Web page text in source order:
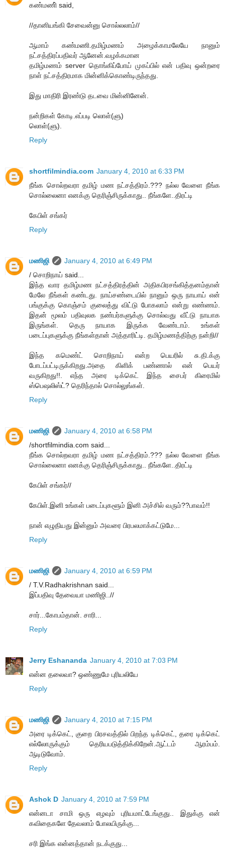
கண்மணி் said,
//தானியங்கி சேவைன்னு சொல்லலாம்//
ஆமாம் கண்மணி.தமிழ்மணம் அழைக்காமலேயே நானும்
நட்சத்திரப்பதிவர் ஆனேன்.வழக்கமான
தமிழ்மணம் server தொங்கிப்போய் முகப்பில் என் பதிவு ஒன்றரை
நாள் நட்சத்திரமாக மின்னிக்கொண்டிருந்தது.
இது மாதிரி இரண்டு தடவை மின்னினேன்.
நன்றிகள் கோடி.எப்படி லொள்(ளு)
லொள்(ளு).
Reply
shortfilmindia.com January 4, 2010 at 6:33 PM
நீங்க சொல்றவரா தமிழ் மண நட்சத்திரம்.??? நல்ல வேளை நீங்க
சொல்லைனா எனக்கு தெரிஞ்சிருக்காது.. நீங்களே..திரட்டி
கேபிள் சங்கர்
Reply
மணிஜி
January 4, 2010 at 6:49 PM
/ சொறிநாய் said...
இந்த வார தமிழ்மண நட்சத்திரத்தின் அதிகபிரசங்கித்தனம்தான்
மேலே நீங்கள் கண்டது. நாய்சண்டையில் நானும் ஒரு நாயாய் என்
பங்குக்கு கொஞ்சம் குலைத்து விட்டு போகலாம் என்று எண்ணம்.
இதன் மூலம் பதிவுலக நண்பர்களுக்கு சொல்வது வீட்டு நாயாக
இருங்கள். தெரு நாயாக இருக்க வேண்டாம். உங்கள்
படைப்புகளுக்கு நீங்கள்தான் அத்தாரிட்டி. தமிழ்மணத்திற்கு நன்றி//
இந்த கமெண்ட் சொறிநாய் என்ற பெயரில் சு.தி.க்கு
போடப்பட்டிருக்கிறது.அதை கிளிக் பண்ணால் என் பெயர்
வருகிறது!!. எந்த அரை டிக்கெட் இந்த சைபர் கிரைமில்
ஸ்பெஷலிஸ்ட்? தெரிந்தால் சொல்லுங்கள்.
Reply
மணிஜி
January 4, 2010 at 6:58 PM
/shortfilmindia.com said...
நீங்க சொல்றவரா தமிழ் மண நட்சத்திரம்.??? நல்ல வேளை நீங்க
சொல்லைனா எனக்கு தெரிஞ்சிருக்காது.. நீங்களே..திரட்டி
கேபிள் சங்கர்//
கேபிள்.இனி உங்கள் படைப்புகளூம் இனி அச்சில் வரும்??பாவம்!!
நான் எழுதியது இன்னும் அவரை பிரபலமாக்கட்டுமே...
Reply
மணிஜி
January 4, 2010 at 6:59 PM
/ T.V.Radhakrishnan said...
இப்பதிவு தேவையா மணிஜி..//
சார்...கோபம்தான். சாரி...
Reply
Jerry Eshananda January 4, 2010 at 7:03 PM
என்ன தலைவா? ஒண்ணுமே புரியலியே
Reply
மணிஜி
January 4, 2010 at 7:15 PM
அரை டிக்கெட், குறை பிரசவத்தில் பிறந்த டிக்கெட், தரை டிக்கெட்
எல்லோருக்கும் தெரியபடுத்திக்கிறேன்.ஆட்டம் ஆரம்பம்.
ஆடிடுவோம்.
Reply
Ashok D January 4, 2010 at 7:59 PM
என்னடா சாமி ஒரு எழவும் புரியமாட்டேங்குது.. இதுக்கு என்
கவிதைகளே தேவலாம் போலயிருக்கு...
சரி இங்க என்னத்தான் நடக்குது...